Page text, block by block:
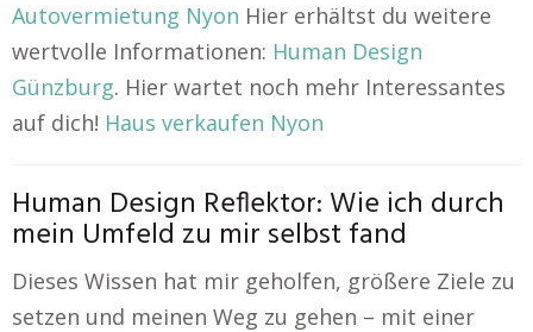
Autovermietung Nyon Hier erhältst du weitere
wertvolle Informationen: Human Design
Günzburg. Hier wartet noch mehr Interessantes
auf dich! Haus verkaufen Nyon
Human Design Reflektor: Wie ich durch
mein Umfeld zu mir selbst fand
Dieses Wissen hat mir geholfen, größere Ziele zu
setzen und meinen Weg zu gehen – mit einer